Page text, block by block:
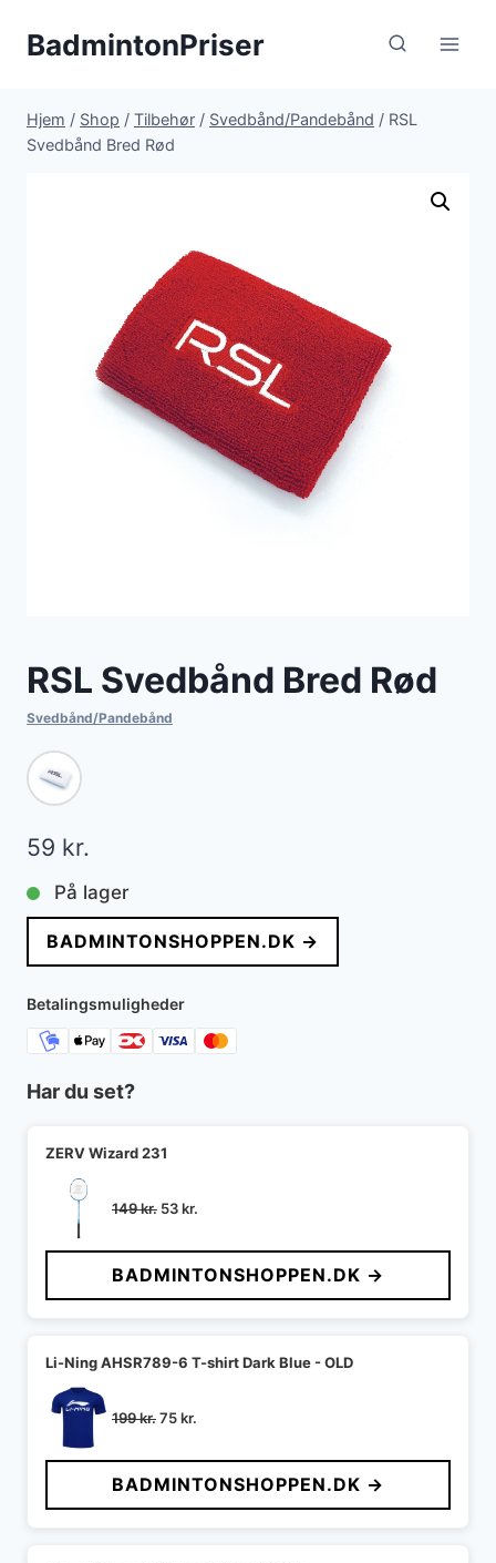
BadmintonPriser
Hjem / Shop / Tilbehør / Svedbånd/Pandebånd / RSL
Svedbånd Bred Rød
RSL Svedbånd Bred Rød
Svedbånd/Pandebånd
59 kr.
På lager
BADMINTONSHOPPEN.DK →
Betalingsmuligheder
Har du set?
ZERV Wizard 231
149kr. Den
pris
var:
149 kr..
53kr.
pris
er:
53 kr..
BADMINTONSHOPPEN.DK →
Li-Ning AHSR789-6 T-shirt Dark Blue - OLD
199kr.Den
pris
var:
199 kr..
75kr.
pris
er:
75 kr..
BADMINTONSHOPPEN.DK →